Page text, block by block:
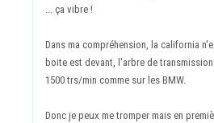
... ça vibre !
Dans ma compréhension, la california
boite est devant, l'arbre de
1500 trs/min comme sur les BMW.
Donc je peux me tromper mais en